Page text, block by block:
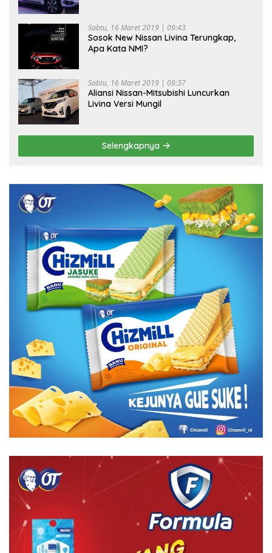
Sabtu, 16 Maret 2019 | 09:43
Sosok New Nissan Livina Terungkap,
Apa Kata NMI?
Sabtu, 16 Maret 2019 | 09:37
Aliansi Nissan-Mitsubishi Luncurkan
Livina Versi Mungil
Selengkapnya